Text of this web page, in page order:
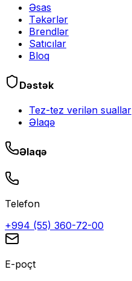
Əsas
Təkərlər
Brendlər
Satıcılar
Bloq
Dəstək
Tez-tez verilən suallar
Əlaqə
Əlaqə
Telefon
+994 (55) 360-72-00
E-poçt